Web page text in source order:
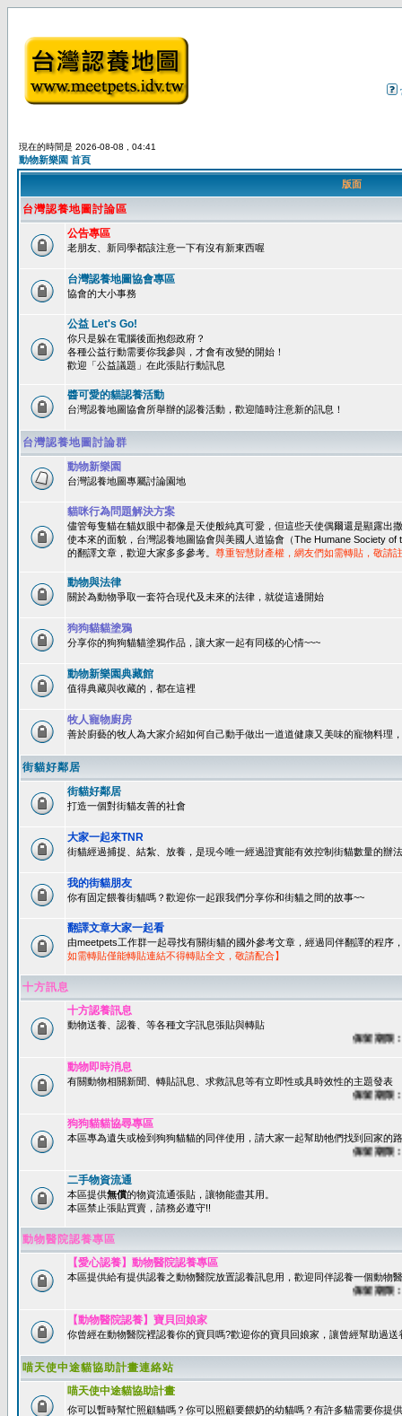
現在的時間是 2026-08-08 , 04:41
動物新樂園 首頁
版面
台灣認養地圖討論區
公告專區
老朋友、新同學都該注意一下有沒有新東西喔
台灣認養地圖協會專區
協會的大小事務
公益 Let's Go!
你只是躲在電腦後面抱怨政府？
各種公益行動需要你我參與，才會有改變的開始！
歡迎「公益議題」在此張貼行動訊息
醬可愛的貓認養活動
台灣認養地圖協會所舉辦的認養活動，歡迎隨時注意新的訊息！
台灣認養地圖討論群
動物新樂園
台灣認養地圖專屬討論園地
貓咪行為問題解決方案
儘管每隻貓在貓奴眼中都像是天使般純真可愛，但這些天使偶爾還是顯露出
使本來的面貌，台灣認養地圖協會與美國人道協會（The Humane Society
的翻譯文章，歡迎大家多多參考。 尊重智慧財產權，網友們如需轉貼，敬請
動物與法律
關於為動物爭取一套符合現代及未來的法律，就從這邊開始
狗狗貓貓塗鴉
分享你的狗狗貓貓塗鴉作品，讓大家一起有同樣的心情~~~
動物新樂園典藏館
值得典藏與收藏的，都在這裡
牧人寵物廚房
善於廚藝的牧人為大家介紹如何自己動手做出一道道健康又美味的寵物料理
街貓好鄰居
街貓好鄰居
打造一個對街貓友善的社會
大家一起來TNR
街貓經過捕捉、結紮、放養，是現今唯一經過證實能有效控制街貓數量的辦
我的街貓朋友
你有固定餵養街貓嗎？歡迎你一起跟我們分享你和街貓之間的故事~~
翻譯文章大家一起看
由meetpets工作群一起尋找有關街貓的國外參考文章，經過同伴翻譯的程序
如需轉貼僅能轉貼連結不得轉貼全文，敬請配合】
十方訊息
十方認養訊息
動物送養、認養、等各種文字訊息張貼與轉貼
保留期限：60
動物即時消息
有關動物相關新聞、轉貼訊息、求救訊息等有立即性或具時效性的主題發表
保留期限：45
狗狗貓貓協尋專區
本區專為遺失或檢到狗狗貓貓的同伴使用，請大家一起幫助牠們找到回家的
保留期限：60
二手物資流通
本區提供無償的物資流通張貼，讓物能盡其用。
本區禁止張貼買賣，請務必遵守!!
動物醫院認養專區
【愛心認養】動物醫院認養專區
本區提供給有提供認養之動物醫院放置認養訊息用，歡迎同伴認養一個動物
保留期限：60
【動物醫院認養】寶貝回娘家
你曾經在動物醫院裡認養你的寶貝嗎?歡迎你的寶貝回娘家，讓曾經幫助過
喵天使中途貓協助計畫連絡站
喵天使中途貓協助計畫
你可以暫時幫忙照顧貓嗎？你可以照顧要餵奶的幼貓嗎？有許多貓需要你提